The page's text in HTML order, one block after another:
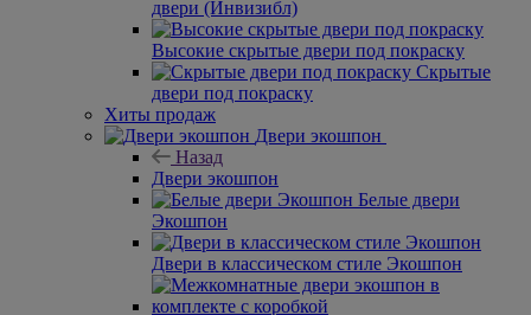
двери (Инвизибл)
Высокие скрытые двери под покраску
Скрытые
двери под покраску
Хиты продаж
Двери экошпон
Назад
Двери экошпон
Белые двери
Экошпон
Двери в классическом стиле Экошпон